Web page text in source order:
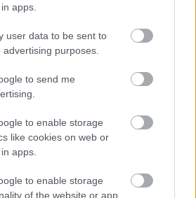
apps.
user data to be sent to
purposes.
to send me
to enable storage
like cookies on web or
apps.
to enable storage
of the website or app.